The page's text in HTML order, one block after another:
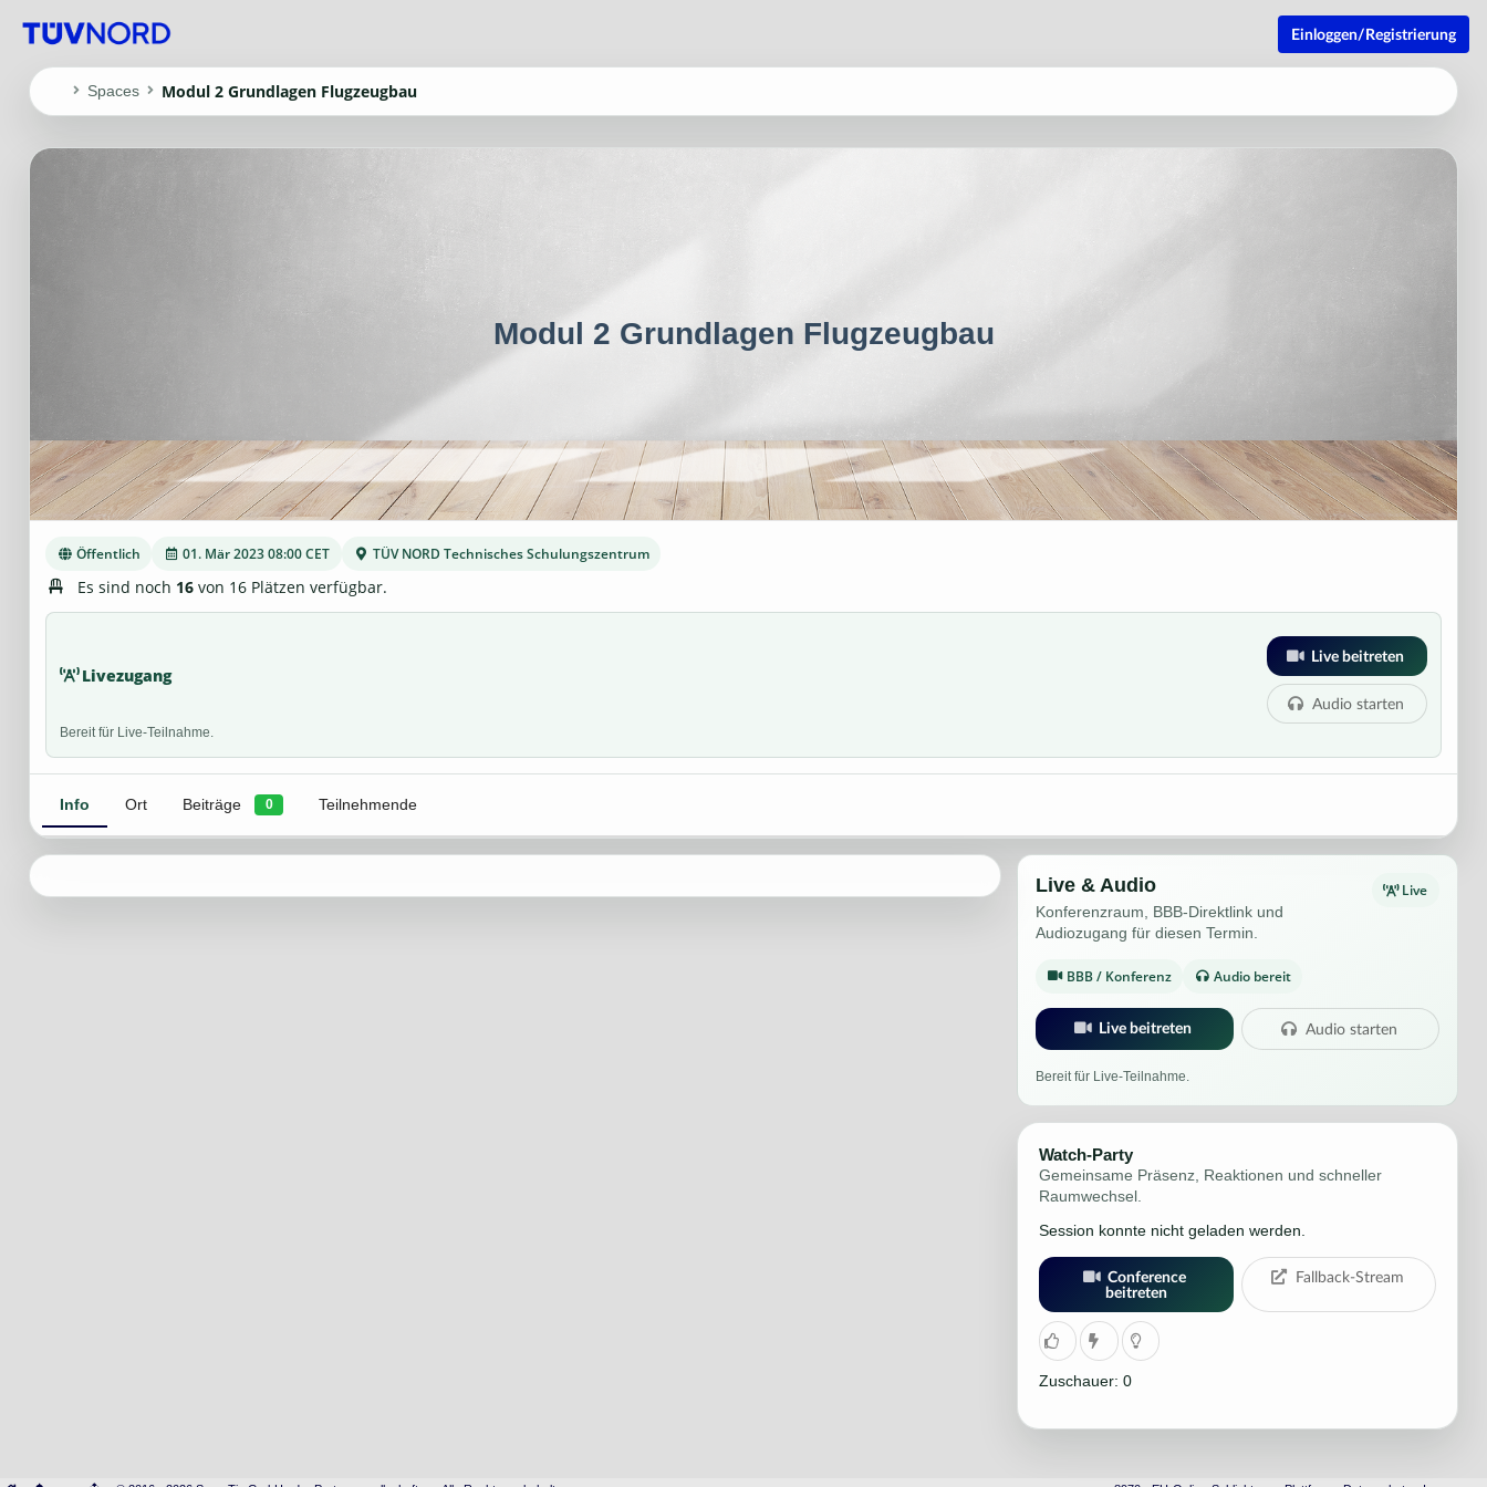
Einloggen/Registrierung
Spaces Modul 2 Grundlagen Flugzeugbau
Modul 2 Grundlagen Flugzeugbau
Öffentlich 01. Mär 2023 08:00 CET TÜV NORD Technisches Schulungszentrum
Es sind noch 16 von 16 Plätzen verfügbar.
Livezugang
Live beitreten
Audio starten
Bereit für Live-Teilnahme.
Info Ort Beiträge 0 Teilnehmende
Live & Audio
Konferenzraum, BBB-Direktlink und
Audiozugang für diesen Termin.
Live
BBB / Konferenz Audio bereit
Live beitreten Audio starten
Bereit für Live-Teilnahme.
Watch-Party
Gemeinsame Präsenz, Reaktionen und schneller
Raumwechsel.
Session konnte nicht geladen werden.
Conference
beitreten
Fallback-Stream
Zuschauer: 0